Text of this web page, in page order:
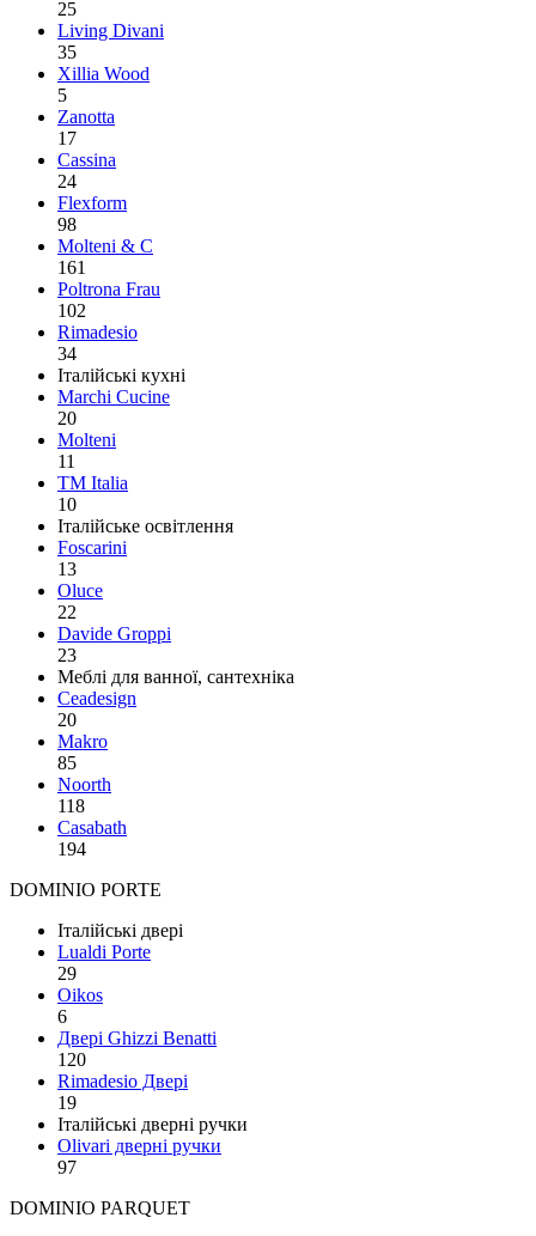
25
Living Divani
35
Xillia Wood
5
Zanotta
17
Cassina
24
Flexform
98
Molteni & C
161
Poltrona Frau
102
Rimadesio
34
Італійські кухні
Marchi Cucine
20
Molteni
11
TM Italia
10
Італійське освітлення
Foscarini
13
Oluce
22
Davide Groppi
23
Меблі для ванної, сантехніка
Ceadesign
20
Makro
85
Noorth
118
Сasabath
194
DOMINIO PORTE
Італійські двері
Lualdi Porte
29
Oikos
6
Двері Ghizzi Benatti
120
Rimadesio Двері
19
Італійські дверні ручки
Olivari дверні ручки
97
DOMINIO PARQUET